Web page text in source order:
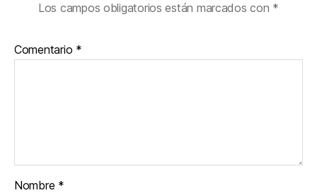
Los campos obligatorios están marcados con *
Comentario *
Nombre *